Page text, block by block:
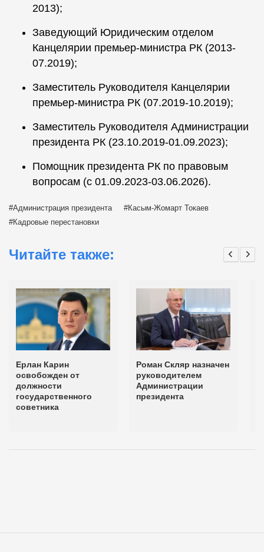
2013);
Заведующий Юридическим отделом
Канцелярии премьер-министра РК (2013-
07.2019);
Заместитель Руководителя Канцелярии
премьер-министра РК (07.2019-10.2019);
Заместитель Руководителя Администрации
президента РК (23.10.2019-01.09.2023);
Помощник президента РК по правовым
вопросам (с 01.09.2023-03.06.2026).
Администрация президента
Касым-Жомарт Токаев
Кадровые перестановки
Читайте также:
Ерлан Карин
освобожден от
должности
государственного
советника
Роман Скляр назначен
руководителем
Администрации
президента